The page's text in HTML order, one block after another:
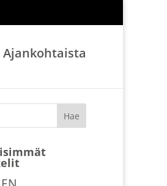
Ajankohtaista